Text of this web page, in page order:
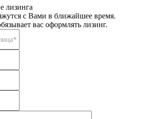
лизинга
с Вами в ближайшее время.
вас оформлять лизинг.